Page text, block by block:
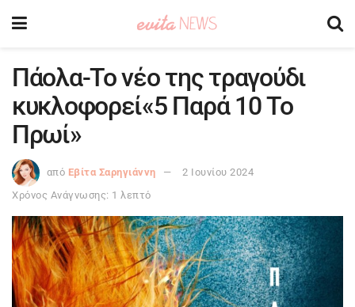
Πάολα-Το νέο της τραγούδι
κυκλοφορεί«5 Παρά 10 Το
Πρωί»
από Εβίτα Σαρηγιάννη
2 Ιουνίου 2024
Χρόνος Ανάγνωσης: 1 λεπτό